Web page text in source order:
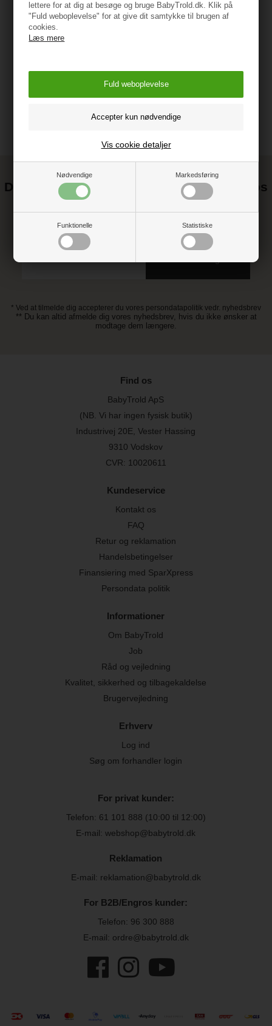
lettere for at dig at besøge og bruge BabyTrold.dk. Klik på
"Fuld weboplevelse" for at give dit samtykke til brugen af
cookies.
Læs mere
Nødvendige Markedsføring
Funktionelle Statistiske
Vis cookie detaljer
Specifikationer
Det kan blive endnu billigere at handle hos
* Ved at tilmelde dig accepterer du vores persondatapolitik vedr. nyhedsbrev
** Du kan altid afmelde dig vores nyhedsbrev, hvis du ikke ønsker at
modtage dem længere.
Find os
BabyTrold ApS
(NB. Vi har ingen fysisk butik)
Industrivej 20E, Vester Hassing
9310 Vodskov
CVR: 10020611
Kundeservice
Kontakt os
FAQ
Retur og reklamation
Handelsbetingelser
Finansiering med SparXpress
Persondata politik
Informationer
Om BabyTrold
Job
Råd og vejledning
Kvalitet, sikkerhed og tilbagekaldelse
Brugervejledning
Erhverv
Log ind
Søg om forhandler login
For privat kunder:
Telefon: 61 101 888 (10:00 til 12:00)
E-mail: webshop@babytrold.dk
Reklamation
E-mail: reklamation@babytrold.dk
For B2B/Engros kunder:
Telefon: 96 300 888
E-mail: ordre@babytrold.dk